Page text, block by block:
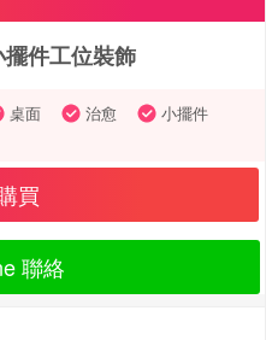
件工位裝飾
桌面 治愈
小擺件
買
聯絡